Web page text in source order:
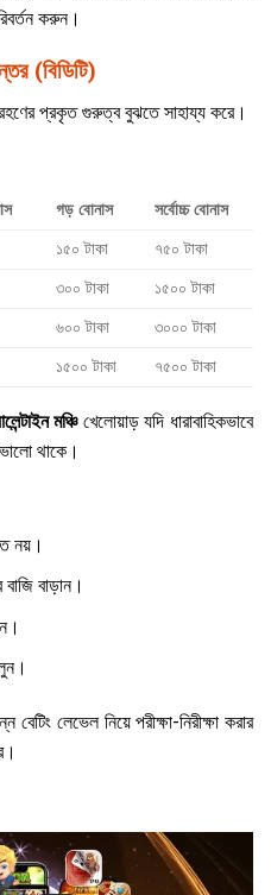
করুন।
(বিডিটি)
প্রকৃত গুরুত্ব বুঝতে সাহায্য করে।
গড় বোনাস
সর্বোচ্চ বোনাস
১৫০ টাকা
৭৫০ টাকা
৩০০ টাকা
১৫০০ টাকা
৬০০ টাকা
৩০০০ টাকা
১৫০০ টাকা ৭৫০০ টাকা
মঞ্চি খেলোয়াড় যদি ধারাবাহিকভাবে
থাকে।
নয়।
বাড়ান।
লেভেল নিয়ে পরীক্ষা-নিরীক্ষা করার